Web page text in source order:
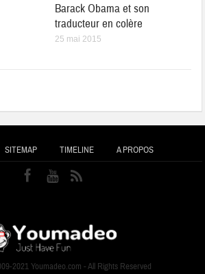
Barack Obama et son
traducteur en colère
25 mai 2015
SITEMAP TIMELINE A PROPOS
2021 Youmadeo.com - All Rights Reserved